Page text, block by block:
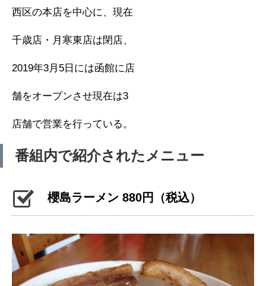
西区の本店を中心に、現在
千歳店・月寒東店は閉店、
2019年3月5日には函館に店
舗をオープンさせ現在は3
店舗で営業を行っている。
番組内で紹介されたメニュー
櫻島ラーメン 880円（税込）